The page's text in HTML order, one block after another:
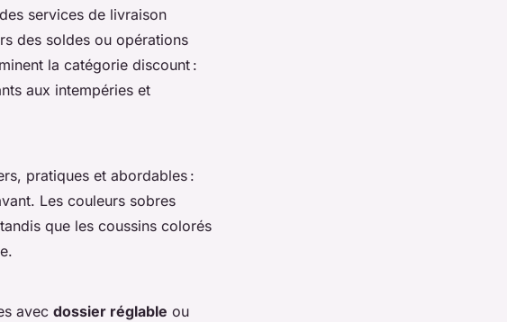
services de livraison
des soldes ou opérations
la catégorie discount :
aux intempéries et
pratiques et abordables :
Les couleurs sobres
que les coussins colorés
avec dossier réglable ou